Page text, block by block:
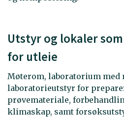
Utstyr og lokaler
for utleie
Møterom, laboratorium
laboratorieutstyr for
prøvemateriale,
klimaskap, samt